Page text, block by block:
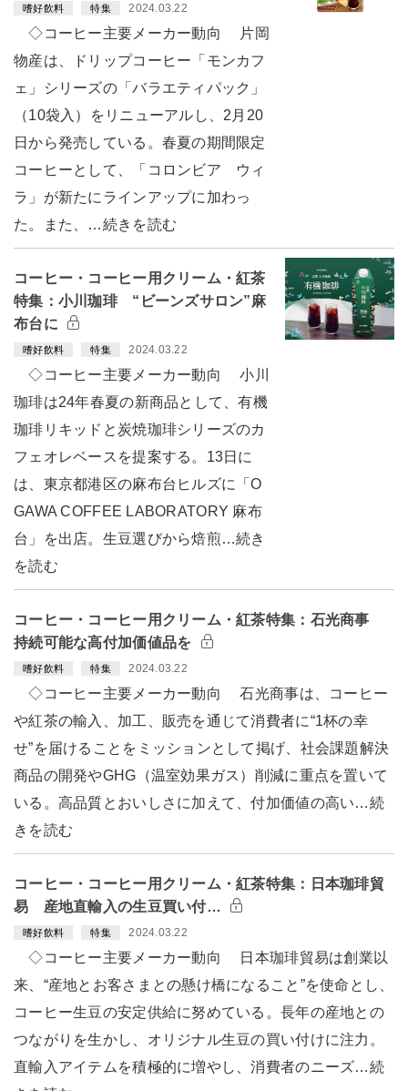
嗜好飲料 特集 2024.03.22
◇コーヒー主要メーカー動向 片岡
物産は、ドリップコーヒー「モンカフ
ェ」シリーズの「バラエティパック」
（10袋入）をリニューアルし、2月20
日から発売している。春夏の期間限定
コーヒーとして、「コロンビア ウィ
ラ」が新たにラインアップに加わっ
た。また、…続きを読む
コーヒー・コーヒー用クリーム・紅茶
特集：小川珈琲 “ビーンズサロン”麻
布台に
嗜好飲料 特集 2024.03.22
◇コーヒー主要メーカー動向 小川
珈琲は24年春夏の新商品として、有機
珈琲リキッドと炭焼珈琲シリーズのカ
フェオレベースを提案する。13日に
は、東京都港区の麻布台ヒルズに「O
GAWA COFFEE LABORATORY 麻布
台」を出店。生豆選びから焙煎…続き
を読む
コーヒー・コーヒー用クリーム・紅茶特集：石光商事
持続可能な高付加価値品を
嗜好飲料 特集 2024.03.22
◇コーヒー主要メーカー動向 石光商事は、コーヒー
や紅茶の輸入、加工、販売を通じて消費者に“1杯の幸
せ”を届けることをミッションとして掲げ、社会課題解決
商品の開発やGHG（温室効果ガス）削減に重点を置いて
いる。高品質とおいしさに加えて、付加価値の高い…続
きを読む
コーヒー・コーヒー用クリーム・紅茶特集：日本珈琲貿
易 産地直輸入の生豆買い付…
嗜好飲料 特集 2024.03.22
◇コーヒー主要メーカー動向 日本珈琲貿易は創業以
来、“産地とお客さまとの懸け橋になること”を使命とし、
コーヒー生豆の安定供給に努めている。長年の産地との
つながりを生かし、オリジナル生豆の買い付けに注力。
直輸入アイテムを積極的に増やし、消費者のニーズ…続